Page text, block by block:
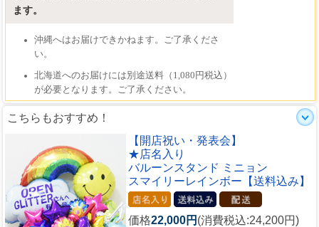
こちらもおすすめ！
【開店祝い・発表会】
★店名入り
バルーンスタンド ミニョン
スマイリーレインボー【送料込み】
価格22,000円 (消費税込:24,200円)